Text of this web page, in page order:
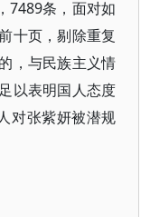
7489条，面对如
十页，剔除重复
，与民族主义情
以表明国人态度
对张紫妍被潜规